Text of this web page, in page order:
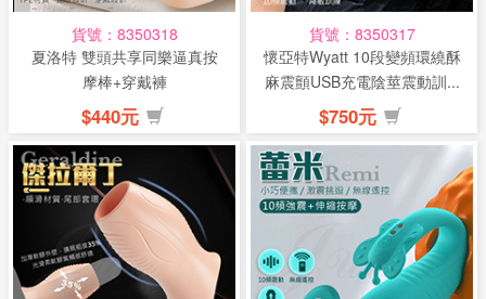
貨號：8350318
夏洛特 雙頭共享同樂逼真按
摩棒+穿戴褲
$440元
貨號：8350317
懷亞特Wyatt 10段變頻環繞酥
麻震顫USB充電陰莖震動訓...
$750元